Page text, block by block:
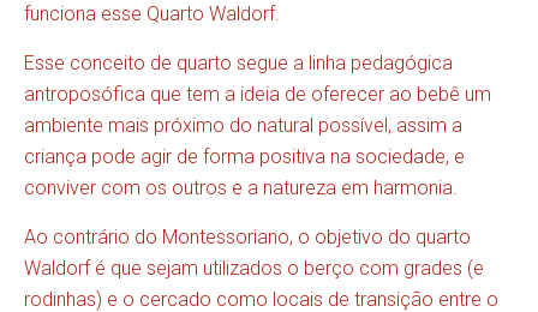
funciona esse Quarto Waldorf.
Esse conceito de quarto segue a linha pedagógica
antroposófica que tem a ideia de oferecer ao bebê um
ambiente mais próximo do natural possível, assim a
criança pode agir de forma positiva na sociedade, e
conviver com os outros e a natureza em harmonia.
Ao contrário do Montessoriano, o objetivo do quarto
Waldorf é que sejam utilizados o berço com grades (e
rodinhas) e o cercado como locais de transição entre o